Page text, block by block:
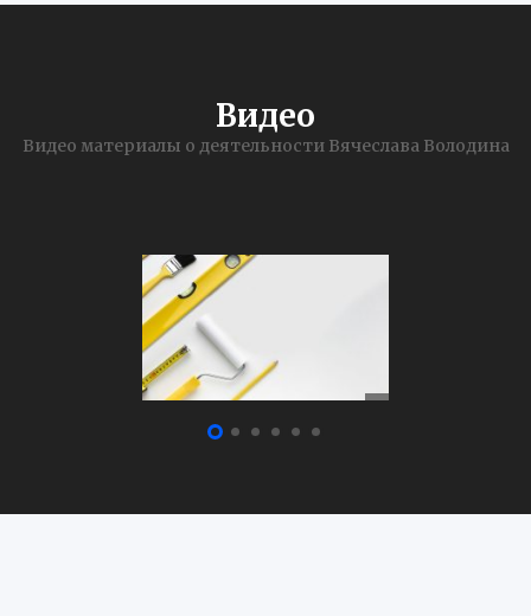
Видео
Видео материалы о деятельности Вячеслава Володина